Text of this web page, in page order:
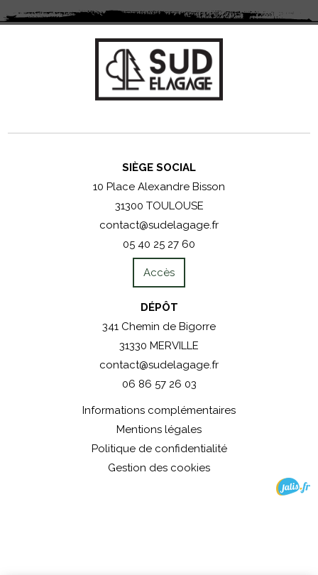
SIÈGE SOCIAL
10 Place Alexandre Bisson
31300 TOULOUSE
contact@sudelagage.fr
05 40 25 27 60
Accès
DÉPÔT
341 Chemin de Bigorre
31330 MERVILLE
contact@sudelagage.fr
06 86 57 26 03
Informations complémentaires
Mentions légales
Politique de confidentialité
Gestion des cookies